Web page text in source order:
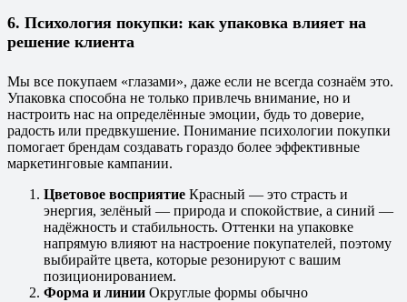
6. Психология покупки: как упаковка влияет на
решение клиента
Мы все покупаем «глазами», даже если не всегда сознаём это.
Упаковка способна не только привлечь внимание, но и
настроить нас на определённые эмоции, будь то доверие,
радость или предвкушение. Понимание психологии покупки
помогает брендам создавать гораздо более эффективные
маркетинговые кампании.
Цветовое восприятие Красный — это страсть и
энергия, зелёный — природа и спокойствие, а синий —
надёжность и стабильность. Оттенки на упаковке
напрямую влияют на настроение покупателей, поэтому
выбирайте цвета, которые резонируют с вашим
позиционированием.
Форма и линии Округлые формы обычно